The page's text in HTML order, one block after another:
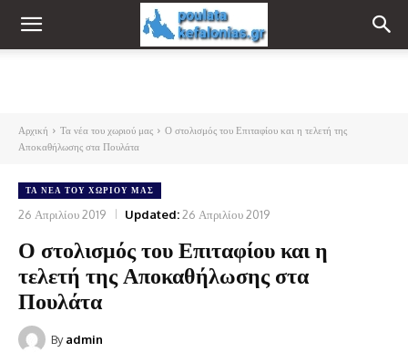
Αρχική Τα νέα του χωριού μας
Ο στολισμός του Επιταφίου και η τελετή της
Αποκαθήλωσης στα Πουλάτα
ΤΑ ΝΈΑ ΤΟΥ ΧΩΡΙΟΎ ΜΑΣ
26 Απριλίου 2019 Updated:26 Απριλίου 2019
Ο στολισμός του Επιταφίου και η
τελετή της Αποκαθήλωσης στα
Πουλάτα
By admin